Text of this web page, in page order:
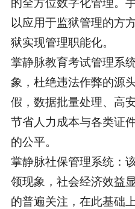
以应用于监狱管理的方
狱实现管理职能化。
掌静脉教育考试管理系
象，杜绝违法作弊的源
假，数据批量处理、高
节省人力成本与各类证
的公平。
掌静脉社保管理系统：
领现象，社会经济效益
的普遍关注，在此基础